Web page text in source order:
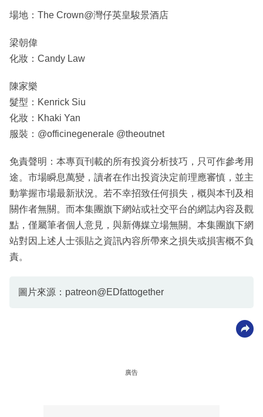
場地：The Crown@灣仔英皇駿景酒店
梁朝偉
化妝：Candy Law
陳家樂
髮型：Kenrick Siu
化妝：Khaki Yan
服裝：@officinegenerale @theoutnet
免責聲明：本專頁刊載的所有投資分析技巧，只可作參考用
途。市場瞬息萬變，讀者在作出投資決定前理應審慎，並主
動掌握市場最新狀況。若不幸招致任何損失，概與本刊及相
關作者無關。而本集團旗下網站或社交平台的網誌內容及觀
點，僅屬筆者個人意見，與新傳媒立場無關。本集團旗下網
站對因上述人士張貼之資訊內容所帶來之損失或損害概不負
責。
圖片來源：patreon@EDfattogether
廣告